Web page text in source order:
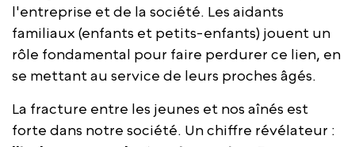
l'entreprise et de la société. Les aidants
familiaux (enfants et petits-enfants) jouent un
rôle fondamental pour faire perdurer ce lien, en
se mettant au service de leurs proches âgés.
La fracture entre les jeunes et nos aînés est
forte dans notre société. Un chiffre révélateur :